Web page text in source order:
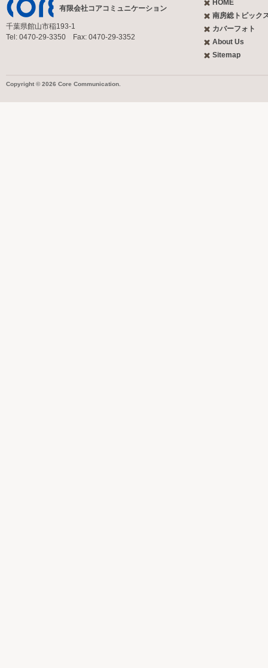
有限会社コアコミュニケーション
千葉県館山市稲193-1
Tel: 0470-29-3350 Fax: 0470-29-3352
HOME
南房総トピック
カバーフォト
About Us
Sitemap
Copyright © 2026 Core Communication.